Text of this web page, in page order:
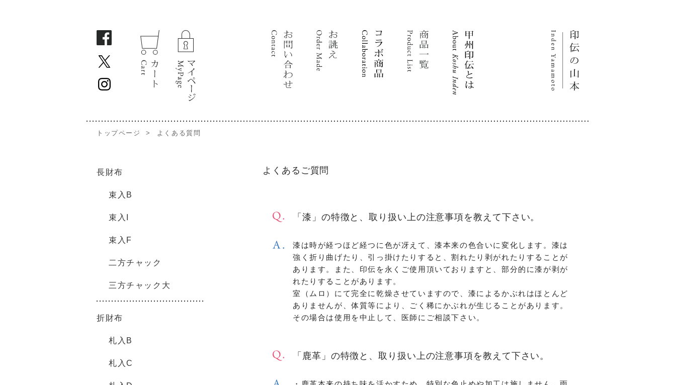
トップページ > よくある質問
よくあるご質問
「漆」の特徴と、取り扱い上の注意事項を教えて下さい。
漆は時が経つほど経つに色が冴えて、漆本来の色合いに変化します。漆は
強く折り曲げたり、引っ掛けたりすると、割れたり剥がれたりすることが
あります。また、印伝を永くご使用頂いておりますと、部分的に漆が剥が
れたりすることがあります。
室（ムロ）にて完全に乾燥させていますので、漆によるかぶれはほとんど
ありませんが、体質等により、ごく稀にかぶれが生じることがあります。
その場合は使用を中止して、医師にご相談下さい。
「鹿革」の特徴と、取り扱い上の注意事項を教えて下さい。
長財布
束入B
束入I
束入F
二方チャック
三方チャック大
折財布
札入B
札入C